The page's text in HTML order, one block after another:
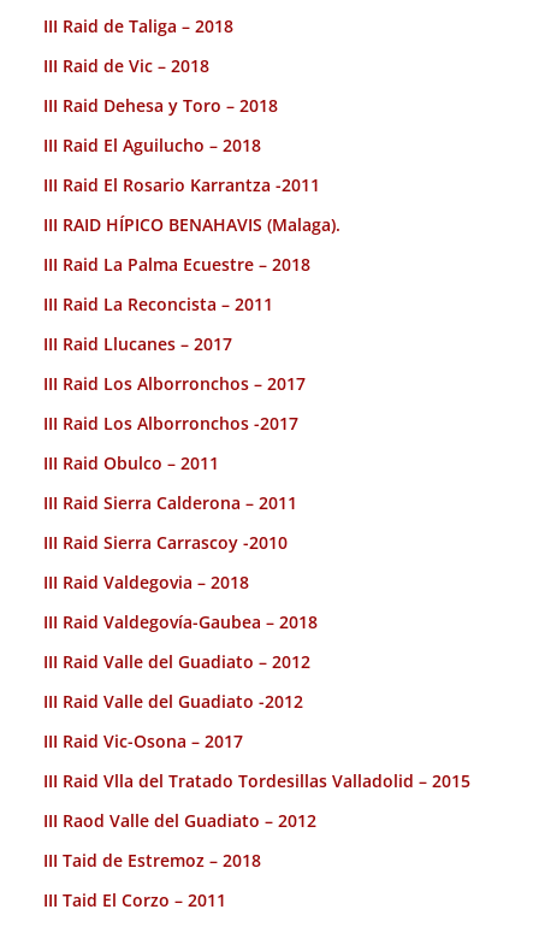
III Raid de Taliga – 2018
III Raid de Vic – 2018
III Raid Dehesa y Toro – 2018
III Raid El Aguilucho – 2018
III Raid El Rosario Karrantza -2011
III RAID HÍPICO BENAHAVIS (Malaga).
III Raid La Palma Ecuestre – 2018
III Raid La Reconcista – 2011
III Raid Llucanes – 2017
III Raid Los Alborronchos – 2017
III Raid Los Alborronchos -2017
III Raid Obulco – 2011
III Raid Sierra Calderona – 2011
III Raid Sierra Carrascoy -2010
III Raid Valdegovia – 2018
III Raid Valdegovía-Gaubea – 2018
III Raid Valle del Guadiato – 2012
III Raid Valle del Guadiato -2012
III Raid Vic-Osona – 2017
III Raid Vlla del Tratado Tordesillas Valladolid – 2015
III Raod Valle del Guadiato – 2012
III Taid de Estremoz – 2018
III Taid El Corzo – 2011